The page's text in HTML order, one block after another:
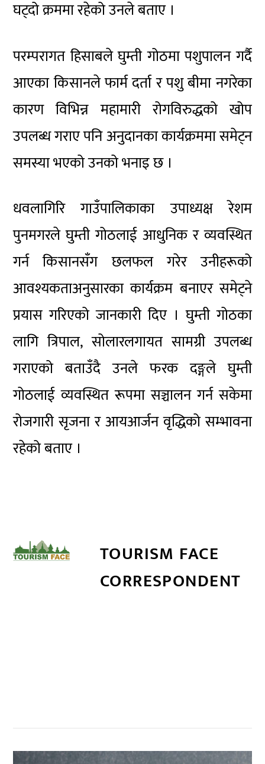
घट्दो क्रममा रहेको उनले बताए ।
परम्परागत हिसाबले घुम्ती गोठमा पशुपालन गर्दै
आएका किसानले फार्म दर्ता र पशु बीमा नगरेका
कारण विभिन्न महामारी रोगविरुद्धको खोप
उपलब्ध गराए पनि अनुदानका कार्यक्रममा समेट्न
समस्या भएको उनको भनाइ छ ।
धवलागिरि गाउँपालिकाका उपाध्यक्ष रेशम
पुनमगरले घुम्ती गोठलाई आधुनिक र व्यवस्थित
गर्न किसानसँग छलफल गरेर उनीहरूको
आवश्यकताअनुसारका कार्यक्रम बनाएर समेट्ने
प्रयास गरिएको जानकारी दिए । घुम्ती गोठका
लागि त्रिपाल, सोलारलगायत सामग्री उपलब्ध
गराएको बताउँदै उनले फरक दङ्गले घुम्ती
गोठलाई व्यवस्थित रूपमा सञ्चालन गर्न सकेमा
रोजगारी सृजना र आयआर्जन वृद्धिको सम्भावना
रहेको बताए ।
TOURISM FACE
CORRESPONDENT